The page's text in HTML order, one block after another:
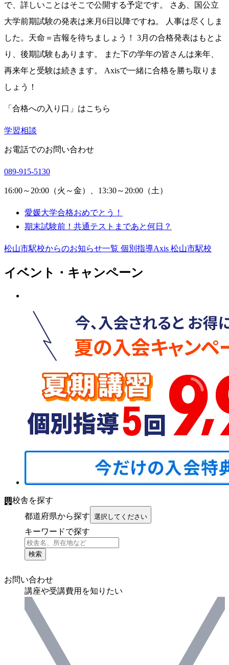
で、詳しいことはそこで公開する予定です。 さあ、国公立
大学前期試験の発表は来月6日以降ですね。 人事は尽くしま
した。天命＝吉報を待ちましょう！ 3月の合格発表はもとよ
り、後期試験もあります。 また下の学年の皆さんは来年、
再来年と受験は続きます。 Axisで一緒に合格を勝ち取りま
しょう！
「合格への入り口」はこちら
学習相談
お電話でのお問い合わせ
089-915-5130
16:00～20:00（火～金）、13:30～20:00（土）
愛媛大学合格おめでとう！
期末試験前！共通テストまであと何日？
松山市駅校からのお知らせ一覧 個別指導Axis 松山市駅校
イベント・キャンペーン
校舎を探す
都道府県から探す 選択してください
キーワードで探す
検索
お問い合わせ
講座や受講費用を知りたい